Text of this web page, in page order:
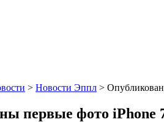
> Новости Эппл >
первые фото iPhone